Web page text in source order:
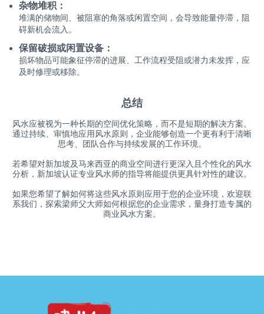
杂物堆积：
堆满的储物间、被阻塞的角落或闲置空间，会导致能量停滞，阻
碍新机会流入。
保留破损或闲置设备：
损坏物品可能象征停滞的进展、工作流程受阻或潜力未发挥，应
及时修理或移除。
总结
风水应被视为一种长期的空间优化策略，而不是短期的解决方案。
通过持续、审慎地应用风水原则，企业能够创造一个更有利于清晰
思考、团队合作与持续发展的工作环境。
若希望对新加坡及马来西亚的商业空间进行更深入且个性化的风水
分析，新加坡认证专业风水师的指导将能提供更具针对性的建议。
如果您希望了解如何将这些风水原则应用于您的企业环境，欢迎联
系我们，探索梁师父大师如何根据您的企业需求，量身打造专属的
商业风水方案。